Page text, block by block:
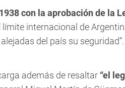
con la aprobación de la
internacional de
del país su seguridad”.
además de resaltar “el